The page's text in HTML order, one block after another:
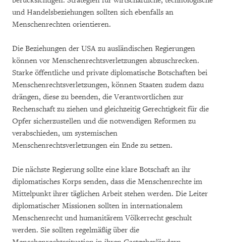
und Handelsbeziehungen sollten sich ebenfalls an
Menschenrechten orientieren.
Die Beziehungen der USA zu ausländischen Regierungen
können vor Menschenrechtsverletzungen abzuschrecken.
Starke öffentliche und private diplomatische Botschaften bei
Menschenrechtsverletzungen, können Staaten zudem dazu
drängen, diese zu beenden, die Verantwortlichen zur
Rechenschaft zu ziehen und gleichzeitig Gerechtigkeit für die
Opfer sicherzustellen und die notwendigen Reformen zu
verabschieden, um systemischen
Menschenrechtsverletzungen ein Ende zu setzen.
Die nächste Regierung sollte eine klare Botschaft an ihr
diplomatisches Korps senden, dass die Menschenrechte im
Mittelpunkt ihrer täglichen Arbeit stehen werden. Die Leiter
diplomatischer Missionen sollten in internationalem
Menschenrecht und humanitärem Völkerrecht geschult
werden. Sie sollten regelmäßig über die